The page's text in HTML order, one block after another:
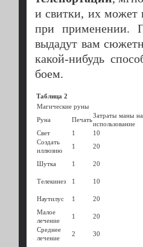
и свитки, их может
при применении.
выдадут вам
какой-нибудь
боем.
Таблица 2
Магические руны
Руна
Печать
Затраты маны на
использование
Свет
1
10
Создать
иллюзию
1 20
Шутка 1 20
Телекинез 1 10
Наутилус 1
20
Малое
лечение
1
20
Среднее
лечение
2 30